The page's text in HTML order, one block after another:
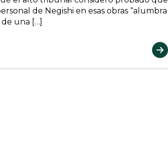
de Negishi en esas obras “alumbra
una […]